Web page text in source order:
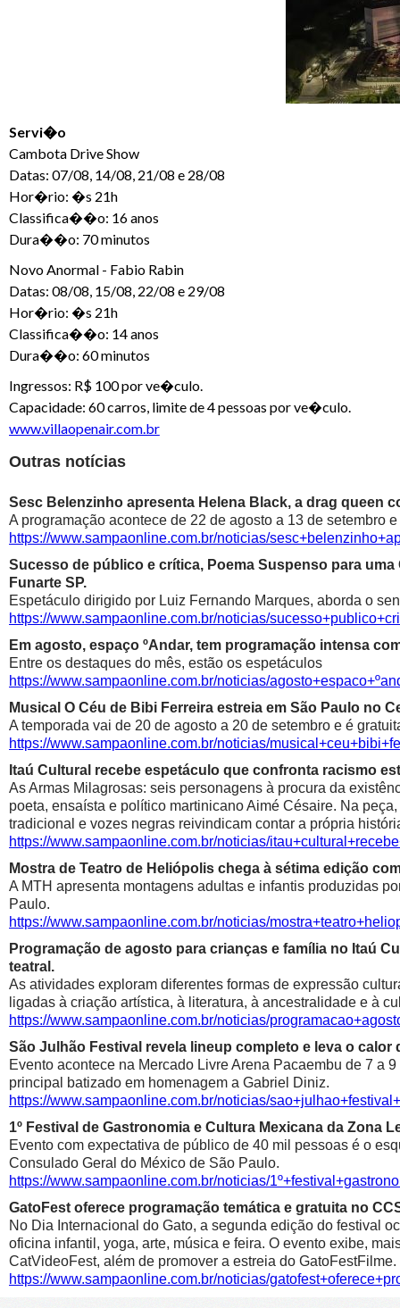
Servi�o
Cambota Drive Show
Datas: 07/08, 14/08, 21/08 e 28/08
Hor�rio: �s 21h
Classifica��o: 16 anos
Dura��o: 70 minutos
Novo Anormal - Fabio Rabin
Datas: 08/08, 15/08, 22/08 e 29/08
Hor�rio: �s 21h
Classifica��o: 14 anos
Dura��o: 60 minutos
Ingressos: R$ 100 por ve�culo.
Capacidade: 60 carros, limite de 4 pessoas por ve�culo.
www.villaopenair.com.br
Outras notícias
Sesc Belenzinho apresenta Helena Black, a drag queen
A programação acontece de 22 de agosto a 13 de setembro
https://www.sampaonline.com.br/noticias/
Sucesso de público e crítica, Poema Suspenso para
Funarte SP.
Espetáculo dirigido por Luiz Fernando Marques, aborda o
https://www.sampaonline.com.br/noticias/
Em agosto, espaço ºAndar, tem programação intensa
Entre os destaques do mês, estão os espetáculos
https://www.sampaonline.com.br/noticias/
Musical O Céu de Bibi Ferreira estreia em São Paulo no
A temporada vai de 20 de agosto a 20 de setembro e é
https://www.sampaonline.com.br/noticias/
Itaú Cultural recebe espetáculo que confronta racismo
As Armas Milagrosas: seis personagens à procura da
poeta, ensaísta e político martinicano Aimé Césaire. Na
tradicional e vozes negras reivindicam contar a própria
https://www.sampaonline.com.br/noticias/
Mostra de Teatro de Heliópolis chega à sétima edição
A MTH apresenta montagens adultas e infantis produzidas
Paulo.
https://www.sampaonline.com.br/noticias/
Programação de agosto para crianças e família no Itaú
teatral.
As atividades exploram diferentes formas de expressão
ligadas à criação artística, à literatura, à ancestralidade e à
https://www.sampaonline.com.br/noticias/
São Julhão Festival revela lineup completo e leva o calor
Evento acontece na Mercado Livre Arena Pacaembu de 7 a
principal batizado em homenagem a Gabriel Diniz.
https://www.sampaonline.com.br/noticias/
1º Festival de Gastronomia e Cultura Mexicana da Zona
Evento com expectativa de público de 40 mil pessoas é o
Consulado Geral do México de São Paulo.
https://www.sampaonline.com.br/noticias/
GatoFest oferece programação temática e gratuita no
No Dia Internacional do Gato, a segunda edição do festival
oficina infantil, yoga, arte, música e feira. O evento exibe,
CatVideoFest, além de promover a estreia do GatoFestFilme.
https://www.sampaonline.com.br/noticias/